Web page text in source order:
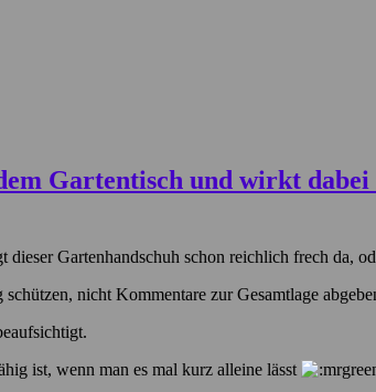
Gartenhandschuh schon reichlich frech da,
nicht Kommentare zur Gesamtlage
ist, wenn man es mal kurz alleine lässt